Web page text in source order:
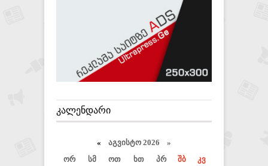
ᲙᲐᲚᲔᲜᲓᲐᲠᲘ
« აგვისტო 2026 »
ორ
სმ ოთ ხთ პრ შბ
კვ